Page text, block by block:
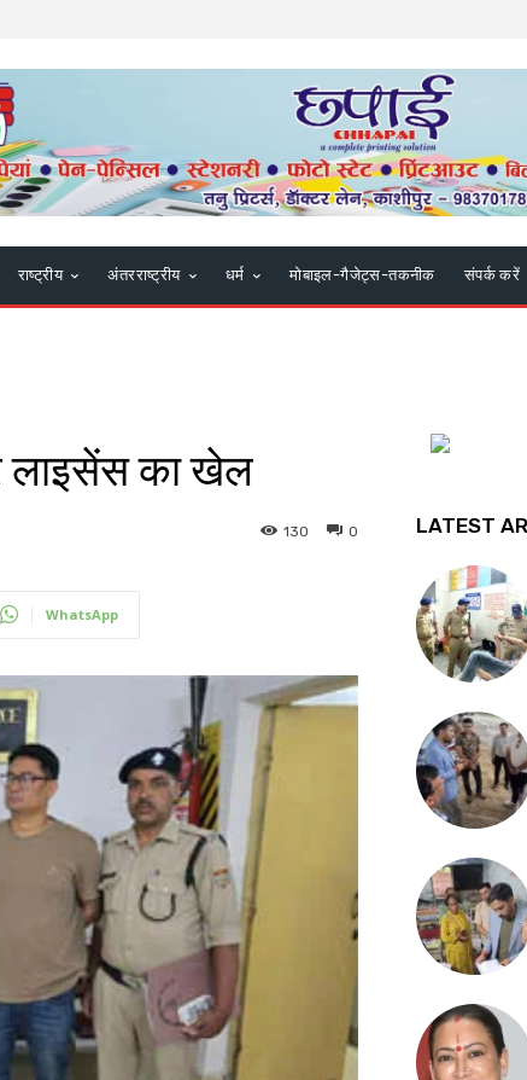
राष्ट्रीय अंतरराष्ट्रीय धर्म मोबाइल-गैजेट्स-तकनीक संपर्क करें
लाइसेंस का खेल
0
130
WhatsApp
LATEST